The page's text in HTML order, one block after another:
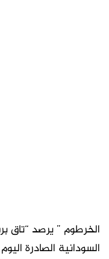
الخرطوم ” يرصد “تاق
السودانية الصادرة اليوم الأربعاء،